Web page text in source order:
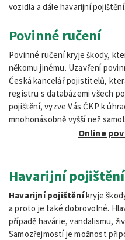
vozidla a dále havarijní pojištění.
Povinné ručení
Povinné ručení kryje škody,
někomu jinému. Uzavření
Česká kancelář pojistitelů,
registru s databázemi všech
pojištění, vyzve Vás ČKP k
mnohonásobně vyšší než
Online
Havarijní pojištění
Havarijní pojištěníkryje
a proto je také dobrovolné.
případě havárie, vandalismu,
Samozřejmostí je možnost